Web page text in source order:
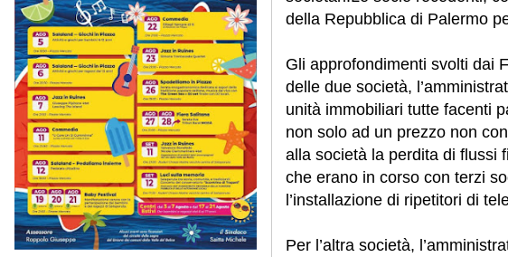
della Repubblica di Palermo
Gli approfondimenti svolti dai
delle due società,
unità immobiliari tutte facenti
non solo ad un prezzo non
alla società la perdita di flussi
che erano in corso con terzi
l’installazione di ripetitori di
Per l’altra società,